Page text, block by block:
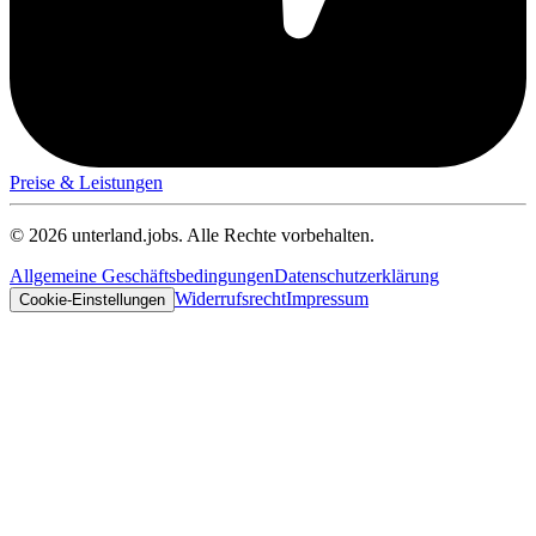
Preise & Leistungen
© 2026 unterland.jobs. Alle Rechte vorbehalten.
Allgemeine GeschäftsbedingungenDatenschutzerklärung
Cookie-Einstellungen WiderrufsrechtImpressum